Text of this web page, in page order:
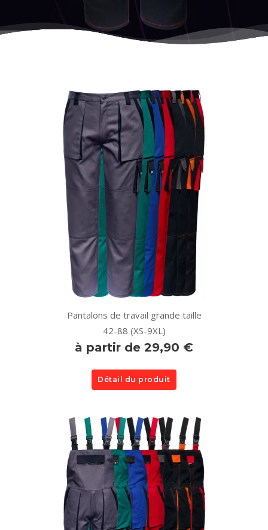
Pantalons de travail grande taille
42-88 (XS-9XL)
à partir de 29,90 €
Détail du produit